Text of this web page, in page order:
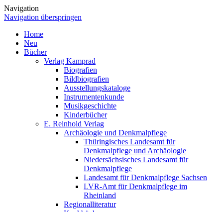
Navigation
Navigation überspringen
Home
Neu
Bücher
Verlag Kamprad
Biografien
Bildbiografien
Ausstellungskataloge
Instrumentenkunde
Musikgeschichte
Kinderbücher
E. Reinhold Verlag
Archäologie und Denkmalpflege
Thüringisches Landesamt für
Denkmalpflege und Archäologie
Niedersächsisches Landesamt für
Denkmalpflege
Landesamt für Denkmalpflege Sachsen
LVR-Amt für Denkmalpflege im
Rheinland
Regionalliteratur